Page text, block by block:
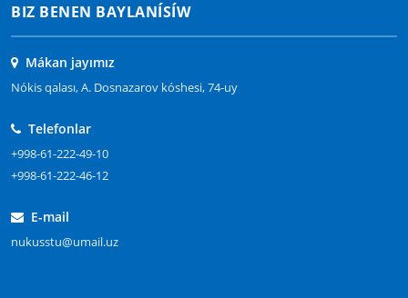
BIZ BENEN BAYLANÍSÍW
Mákan jayımız
Nókis qalası, A. Dosnazarov kóshesi, 74-uy
Telefonlar
+998-61-222-49-10
+998-61-222-46-12
E-mail
nukusstu@umail.uz